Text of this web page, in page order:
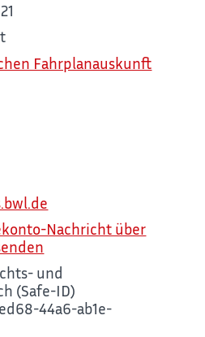
Fahrplanauskunft
Nachricht über
und
(Safe-ID)
44a6-ab1e-